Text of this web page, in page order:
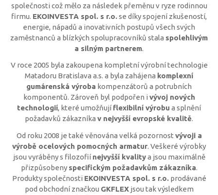
společnosti což mělo za následek přeměnu v ryze rodinnou
firmu. EKOINVESTA spol. s r.o.se díky spojení zkušeností,
energie, nápadů a inovativních postupů všech svých
zaměstnanců a blízkých spolupracovníků stala spolehlivým
a silným partnerem.
V roce 2005 byla zakoupena kompletní výrobní technologie
Matadoru Bratislava a.s. a byla zahájena komplexní
gumárenská výroba kompenzátorů a potrubních
komponentů. Zároveň byl podpořen i vývoj nových
technologií, které umožňují flexibilní výrobu a splnění
požadavků zákazníka v nejvyšší evropské kvalitě.
Od roku 2008 je také věnována velká pozornost vývoji a
výrobě ocelových pomocných armatur. Veškeré výrobky
jsou vyráběny s filozofií nejvyšší kvalitya jsou maximálně
přizpůsobeny specifickým požadavkům zákazníka.
Produkty společnosti EKOINVESTA spol. s r.o.prodávané
pod obchodní značkou GKFLEXjsou tak výsledkem